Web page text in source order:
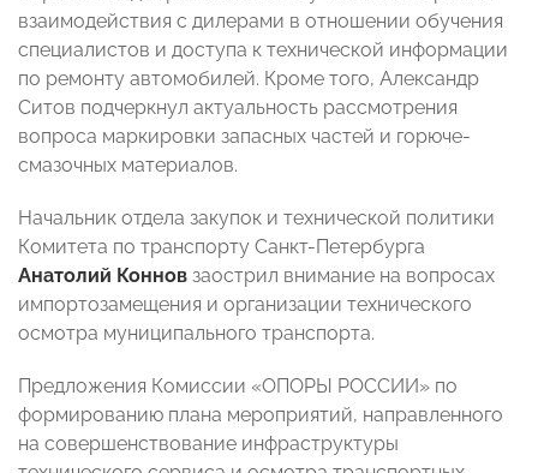
взаимодействия с дилерами в отношении обучения
специалистов и доступа к технической информации
по ремонту автомобилей. Кроме того, Александр
Ситов подчеркнул актуальность рассмотрения
вопроса маркировки запасных частей и горюче-
смазочных материалов.
Начальник отдела закупок и технической политики
Комитета по транспорту Санкт-Петербурга
Анатолий Коннов заострил внимание на вопросах
импортозамещения и организации технического
осмотра муниципального транспорта.
Предложения Комиссии «ОПОРЫ РОССИИ» по
формированию плана мероприятий, направленного
на совершенствование инфраструктуры